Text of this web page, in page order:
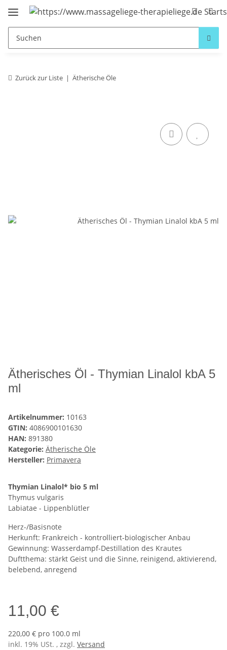
Zurück zur Liste Ätherische Öle
Ätherisches Öl - Thymian Linalol kbA 5
ml
Artikelnummer: 10163
GTIN: 4086900101630
HAN: 891380
Kategorie: Ätherische Öle
Hersteller: Primavera
Thymian Linalol* bio 5 ml
Thymus vulgaris
Labiatae - Lippenblütler
Herz-/Basisnote
Herkunft: Frankreich - kontrolliert-biologischer Anbau
Gewinnung: Wasserdampf-Destillation des Krautes
Duftthema: stärkt Geist und die Sinne, reinigend, aktivierend,
belebend, anregend
11,00 €
220,00 € pro 100.0 ml
inkl. 19% USt. , zzgl. Versand